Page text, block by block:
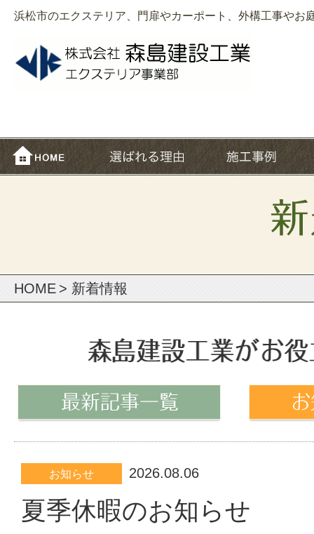
浜松市のエクステリア、門扉やカーポート、外構工事やお
HOME > 新着情報
お知らせ 2026.08.06
夏季休暇のお知らせ